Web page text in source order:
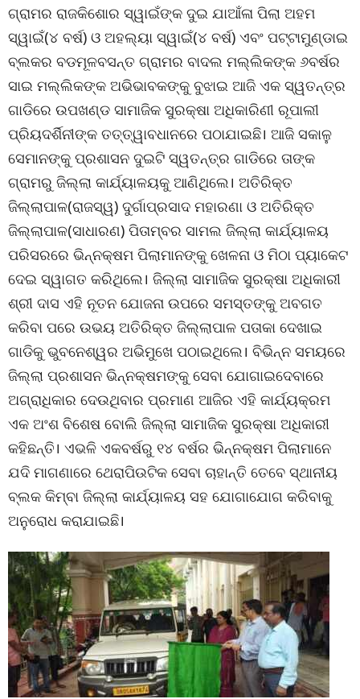
ଗ୍ରାମର ରାଜକିଶୋର ସ୍ୱାଇଁଙ୍କ ଦୁଇ ଯାଆଁଳା ପିଲା ଅହମ
ସ୍ୱାଇଁ(୪ ବର୍ଷ) ଓ ଅହଲ୍ୟା ସ୍ୱାଇଁ(୪ ବର୍ଷ) ଏବଂ ପଟ୍ଟାମୁଣ୍ଡାଇ
ବ୍ଲକର ବଡମୂଳବସନ୍ତ ଗ୍ରାମର ବାଦଲ ମଲ୍ଲିକଙ୍କ ୬ବର୍ଷର
ସାଇ ମଲ୍ଲିକଙ୍କ ଅଭିଭାବକଙ୍କୁ ବୁଝାଇ ଆଜି ଏକ ସ୍ୱତନ୍ତ୍ର
ଗାଡିରେ ଉପଖଣ୍ଡ ସାମାଜିକ ସୁରକ୍ଷା ଅଧିକାରିଣୀ ରୂପାଲୀ
ପ୍ରିୟଦର୍ଶିନୀଙ୍କ ତତ୍ତ୍ୱାବଧାନରେ ପଠାଯାଇଛି। ଆଜି ସକାଳୁ
ସେମାନଙ୍କୁ ପ୍ରଶାସନ ଦୁଇଟି ସ୍ୱତନ୍ତ୍ର ଗାଡିରେ ତାଙ୍କ
ଗ୍ରାମରୁ ଜିଲ୍ଲା କାର୍ଯ୍ୟାଳୟକୁ ଆଣିଥିଲେ। ଅତିରିକ୍ତ
ଜିଲ୍ଲାପାଳ(ରାଜସ୍ୱ) ଦୁର୍ଗାପ୍ରସାଦ ମହାରଣା ଓ ଅତିରିକ୍ତ
ଜିଲ୍ଲାପାଳ(ସାଧାରଣ) ପିତାମ୍ବର ସାମଲ ଜିଲ୍ଲା କାର୍ଯ୍ୟାଳୟ
ପରିସରରେ ଭିନ୍ନକ୍ଷମ ପିଲାମାନଙ୍କୁ ଖେଳନା ଓ ମିଠା ପ୍ୟାକେଟ
ଦେଇ ସ୍ୱାଗତ କରିଥିଲେ। ଜିଲ୍ଲା ସାମାଜିକ ସୁରକ୍ଷା ଅଧିକାରୀ
ଶ୍ରୀ ଦାସ ଏହି ନୂତନ ଯୋଜନା ଉପରେ ସମସ୍ତଙ୍କୁ ଅବଗତ
କରିବା ପରେ ଉଭୟ ଅତିରିକ୍ତ ଜିଲ୍ଲାପାଳ ପତାକା ଦେଖାଇ
ଗାଡିକୁ ଭୁବନେଶ୍ୱର ଅଭିମୁଖେ ପଠାଇଥିଲେ। ବିଭିନ୍ନ ସମୟରେ
ଜିଲ୍ଲା ପ୍ରଶାସନ ଭିନ୍ନକ୍ଷମଙ୍କୁ ସେବା ଯୋଗାଇଦେବାରେ
ଅଗ୍ରାଧିକାର ଦେଉଥିବାର ପ୍ରମାଣ ଆଜିର ଏହି କାର୍ଯ୍ୟକ୍ରମ
ଏକ ଅଂଶ ବିଶେଷ ବୋଲି ଜିଲ୍ଲା ସାମାଜିକ ସୁରକ୍ଷା ଅଧିକାରୀ
କହିଛନ୍ତି। ଏଭଳି ଏକବର୍ଷରୁ ୧୪ ବର୍ଷର ଭିନ୍ନକ୍ଷମ ପିଲାମାନେ
ଯଦି ମାଗଣାରେ ଥେରାପିଉଟିକ ସେବା ଚାହାନ୍ତି ତେବେ ସ୍ଥାନୀୟ
ବ୍ଲକ କିମ୍ବା ଜିଲ୍ଲା କାର୍ଯ୍ୟାଳୟ ସହ ଯୋଗାଯୋଗ କରିବାକୁ
ଅନୁରୋଧ କରାଯାଇଛି।